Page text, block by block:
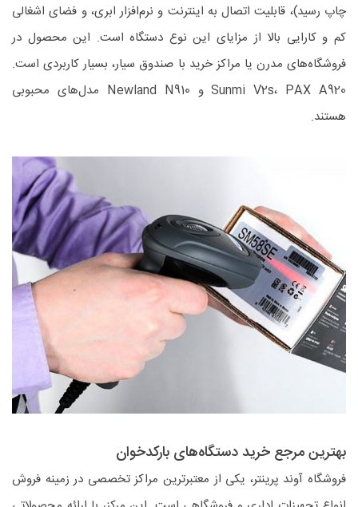
چاپ رسید)، قابلیت اتصال به اینترنت و نرم‌افزار ابری، و فضای اشغالی
کم و کارایی بالا از مزایای این نوع دستگاه است. این محصول در
فروشگاه‌های مدرن یا مراکز خرید با صندوق سیار، بسیار کاربردی است.
Sunmi V2s، PAX A920 و Newland N910 مدل‌های محبوبی
هستند.
بهترین مرجع خرید دستگاه‌های بارکدخوان
فروشگاه آوند پرینتر، یکی از معتبرترین مراکز تخصصی در زمینه فروش